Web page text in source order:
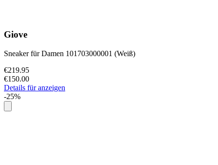
Giove
Sneaker für Damen 101703000001 (Weiß)
€219.95
€150.00
Details für anzeigen
-25%